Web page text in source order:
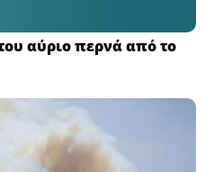
αύριο περνά από το